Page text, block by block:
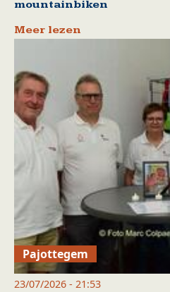
mountainbiken
Meer lezen
Pajottegem
23/07/2026 - 21:53